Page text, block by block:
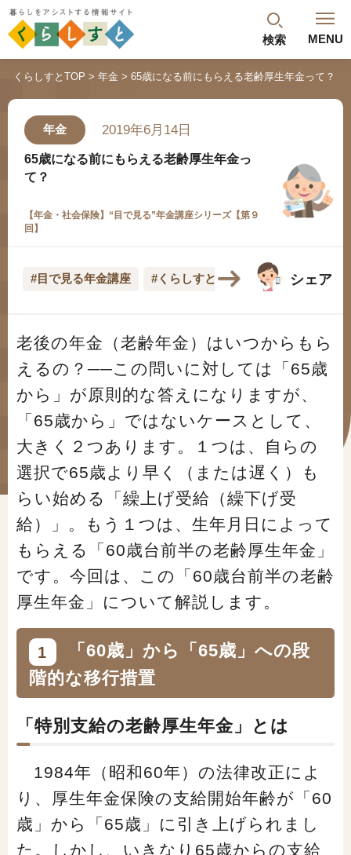
検索 MENU
閉じる
最新記事 閲覧履歴 ランキング
年金のよくあるご質問
#年金広報
#くらしすとEYE(年金)
#ねんきんAtoZ
#年金のこんなとき
#年金講座
「年金」に関する記事
「終活」に関する記事
「家計」に関する記事
「暮らし」に関する記事
くらしすとについて
くらしすとTOP 年金 65歳になる前にもらえる老齢厚生年金って？
年金 2019年6月14日
65歳になる前にもらえる老齢厚生年金っ
て？
【年金・社会保険】“目で見る”年金講座シリーズ【第９
回】
#目で見る年金講座 #くらしすとEYE(年金) シェア
老後の年金（老齢年金）はいつからもら
えるの？──この問いに対しては「65歳
から」が原則的な答えになりますが、
「65歳から」ではないケースとして、
大きく２つあります。１つは、自らの
選択で65歳より早く（または遅く）も
らい始める「繰上げ受給（繰下げ受
給）」。もう１つは、生年月日によって
もらえる「60歳台前半の老齢厚生年金」
です。今回は、この「60歳台前半の老齢
厚生年金」について解説します。
1
「60歳」から「65歳」への段
階的な移行措置
「特別支給の老齢厚生年金」とは
1984年（昭和60年）の法律改正によ
り、厚生年金保険の支給開始年齢が「60
歳」から「65歳」に引き上げられまし
た。しかし、いきなり65歳からの支給